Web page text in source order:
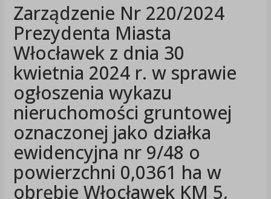
Zarządzenie Nr 220/2024
Prezydenta Miasta
Włocławek z dnia 30
kwietnia 2024 r. w sprawie
ogłoszenia wykazu
nieruchomości gruntowej
oznaczonej jako działka
ewidencyjna nr 9/48 o
powierzchni 0,0361 ha w
obrębie Włocławek KM 5,